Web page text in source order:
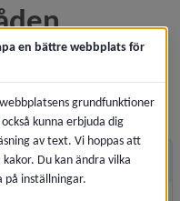
i Fördjupning för
helhet.
en bättre webbplats för
grundfunktioner
kunna erbjuda dig
av text. Vi hoppas att
Du kan ändra vilka
på inställningar.